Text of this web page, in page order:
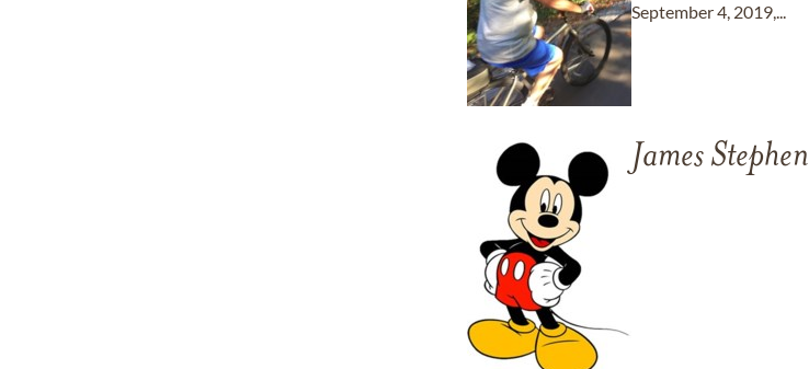
September 4, 2019,...
James Stephen